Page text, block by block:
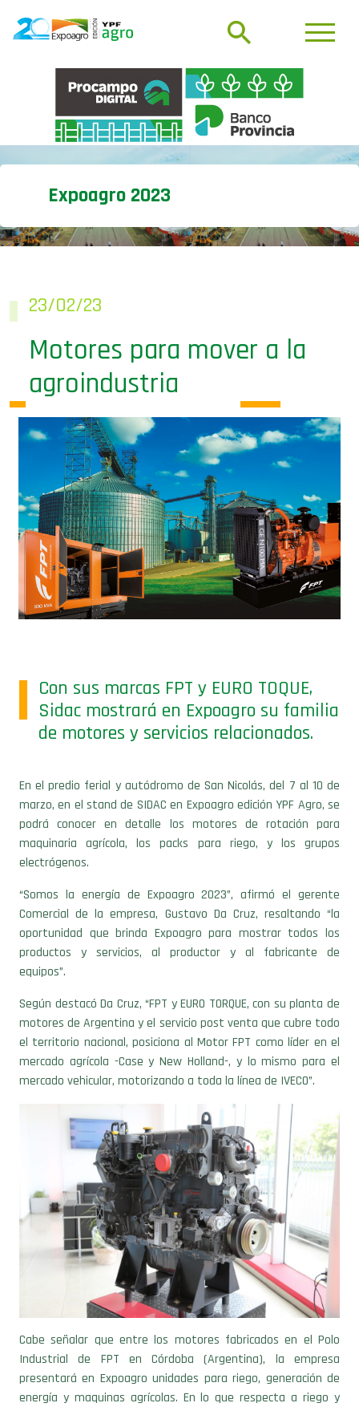
Expoagro 2023
23/02/23
Motores para mover a la
agroindustria
Con sus marcas FPT y EURO TOQUE,
Sidac mostrará en Expoagro su familia
de motores y servicios relacionados.
En el predio ferial y autódromo de San Nicolás, del 7 al 10 de
marzo, en el stand de SIDAC en Expoagro edición YPF Agro, se
podrá conocer en detalle los motores de rotación para
maquinaria agrícola, los packs para riego, y los grupos
electrógenos.
“Somos la energía de Expoagro 2023”, afirmó el gerente
Comercial de la empresa, Gustavo Da Cruz, resaltando “la
oportunidad que brinda Expoagro para mostrar todos los
productos y servicios, al productor y al fabricante de
equipos”.
Según destacó Da Cruz, “FPT y EURO TORQUE, con su planta de
motores de Argentina y el servicio post venta que cubre todo
el territorio nacional, posiciona al Motor FPT como líder en el
mercado agrícola -Case y New Holland-, y lo mismo para el
mercado vehicular, motorizando a toda la línea de IVECO”.
Cabe señalar que entre los motores fabricados en el Polo
Industrial de FPT en Córdoba (Argentina), la empresa
presentará en Expoagro unidades para riego, generación de
energía y maquinas agrícolas. En lo que respecta a riego y